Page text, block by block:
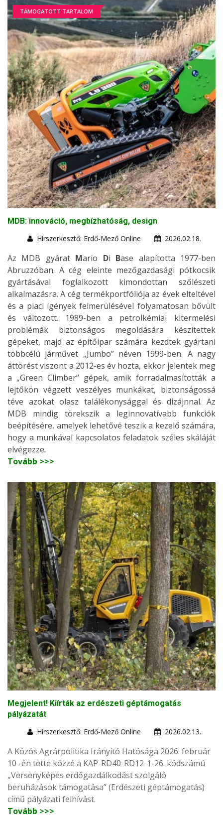
TÁMOGATOTT TARTALOM
MDB: innováció, megbízhatóság, design
Hírszerkesztő: Erdő-Mező Online
2026.02.18.
Az MDB gyárat Mario Di Base alapította 1977-ben
Abruzzóban. A cég eleinte mezőgazdasági pótkocsik
gyártásával foglalkozott kimondottan szőlészeti
alkalmazásra. A cég termékportfóliója az évek elteltével
és a piaci igények felmerülésével folyamatosan bővült
és változott. 1989-ben a petrolkémiai kitermelési
problémák biztonságos megoldására készítettek
gépeket, majd az építőipar számára kezdtek gyártani
többcélú járművet „Jumbo” néven 1999-ben. A nagy
áttörést viszont a 2012-es év hozta, ekkor jelentek meg
a „Green Climber” gépek, amik forradalmasították a
lejtőkön végzett veszélyes munkákat, biztonságossá
téve azokat olasz találékonysággal és dizájnnal. Az
MDB mindig törekszik a leginnovatívabb funkciók
beépítésére, amelyek lehetővé teszik a kezelő számára,
hogy a munkával kapcsolatos feladatok széles skáláját
elvégezze.
Tovább >>>
Megjelent! Kiírták az erdészeti géptámogatás
pályázatát
Hírszerkesztő: Erdő-Mező Online
2026.02.13.
A Közös Agrárpolitika Irányító Hatósága 2026. február
10 -én tette közzé a KAP-RD40-RD12-1-26. kódszámú
„Versenyképes erdőgazdálkodást szolgáló
beruházások támogatása” (Erdészeti géptámogatás)
című pályázati felhívást.
Tovább >>>